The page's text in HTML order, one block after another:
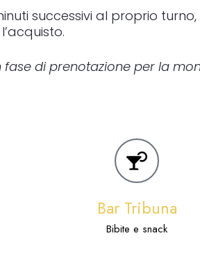
successivi al proprio
di prenotazione per la
Bar Tribuna
Bibite e snack